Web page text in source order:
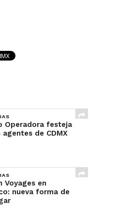
Operadora festeja
agentes de CDMX
Voyages en
nueva forma de